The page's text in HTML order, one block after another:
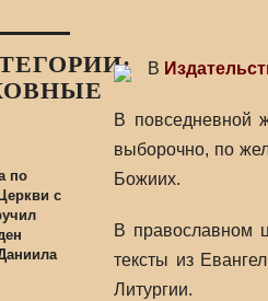
В
В повседневной
выборочно, по
Божиих.
В православном
тексты из
Литургии.